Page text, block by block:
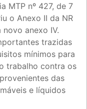
MTP nº 427, de 7
o Anexo II da NR
anexo IV.
trazidas
mínimos para
trabalho contra os
das
e líquidos